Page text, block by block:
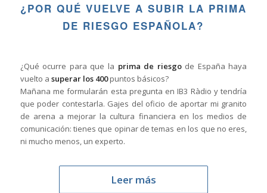
¿POR QUÉ VUELVE A SUBIR LA PRIMA
DE RIESGO ESPAÑOLA?
¿Qué ocurre para que la prima de riesgode España haya
vuelto a superar los 400puntos básicos?
Mañana me formularán esta pregunta en IB3 Ràdio y tendría
que poder contestarla. Gajes del oficio de aportar mi granito
de arena a mejorar la cultura financiera en los medios de
comunicación: tienes que opinar de temas en los que no eres,
ni mucho menos, un experto.
Leer más